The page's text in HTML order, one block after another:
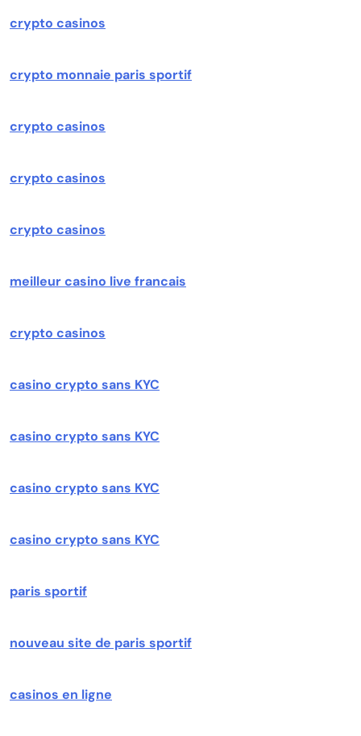
crypto casinos
crypto monnaie paris sportif
crypto casinos
crypto casinos
crypto casinos
meilleur casino live francais
crypto casinos
casino crypto sans KYC
casino crypto sans KYC
casino crypto sans KYC
casino crypto sans KYC
paris sportif
nouveau site de paris sportif
casinos en ligne